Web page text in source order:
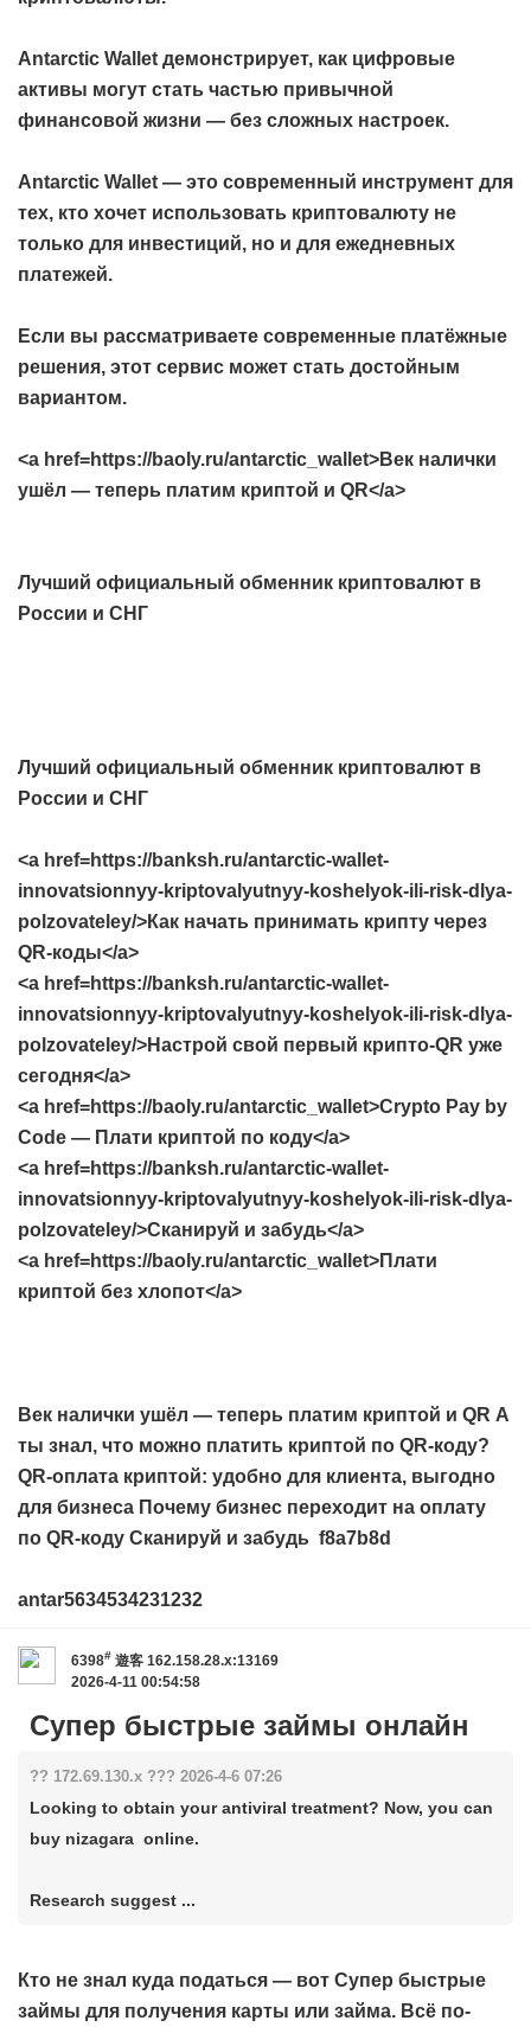
Antarctic Wallet демонстрирует, как цифровые
активы могут стать частью привычной
финансовой жизни — без сложных настроек.
Antarctic Wallet — это современный инструмент для
тех, кто хочет использовать криптовалюту не
только для инвестиций, но и для ежедневных
платежей.
Если вы рассматриваете современные платёжные
решения, этот сервис может стать достойным
вариантом.
<a href=https://baoly.ru/antarctic_wallet>Век налички
ушёл — теперь платим криптой и QR</a>
Лучший официальный обменник криптовалют в
России и СНГ
Лучший официальный обменник криптовалют в
России и СНГ
<a href=https://banksh.ru/antarctic-wallet-
innovatsionnyy-kriptovalyutnyy-koshelyok-ili-risk-dlya-
polzovateley/>Как начать принимать крипту через
QR-коды</a>
<a href=https://banksh.ru/antarctic-wallet-
innovatsionnyy-kriptovalyutnyy-koshelyok-ili-risk-dlya-
polzovateley/>Настрой свой первый крипто-QR уже
сегодня</a>
<a href=https://baoly.ru/antarctic_wallet>Crypto Pay by
Code — Плати криптой по коду</a>
<a href=https://banksh.ru/antarctic-wallet-
innovatsionnyy-kriptovalyutnyy-koshelyok-ili-risk-dlya-
polzovateley/>Сканируй и забудь</a>
<a href=https://baoly.ru/antarctic_wallet>Плати
криптой без хлопот</a>
Век налички ушёл — теперь платим криптой и QR А
ты знал, что можно платить криптой по QR-коду?
QR-оплата криптой: удобно для клиента, выгодно
для бизнеса Почему бизнес переходит на оплату
по QR-коду Сканируй и забудь f8a7b8d
antar5634534231232
6398# 遊客 162.158.28.x:13169
2026-4-11 00:54:58
Супер быстрые займы онлайн
?? 172.69.130.x ??? 2026-4-6 07:26
Looking to obtain your antiviral treatment? Now, you can
buy nizagara online.
Research suggest ...
Кто не знал куда податься — вот Супер быстрые
займы для получения карты или займа. Всё по-